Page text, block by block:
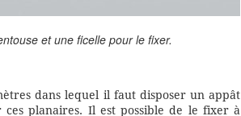
et une ficelle pour le fixer.
dans lequel il faut disposer un appât
planaires. Il est possible de le fixer à